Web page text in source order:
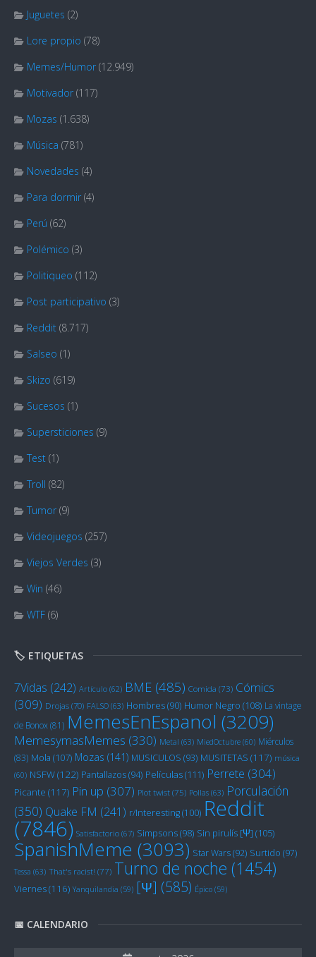
Juguetes (2)
Lore propio (78)
Memes/Humor (12.949)
Motivador (117)
Mozas (1.638)
Música (781)
Novedades (4)
Para dormir (4)
Perú (62)
Polémico (3)
Politiqueo (112)
Post participativo (3)
Reddit (8.717)
Salseo (1)
Skizo (619)
Sucesos (1)
Supersticiones (9)
Test (1)
Troll (82)
Tumor (9)
Videojuegos (257)
Viejos Verdes (3)
Win (46)
WTF (6)
🏷️ ETIQUETAS
7Vidas (242) Artículo (62) BME (485) Comida (73) Cómics
(309) Drojas (70) FALSO (63) Hombres(90) Humor Negro (108) La vintage
de Bonox(81) MemesEnEspanol (3209)
MemesymasMemes (330) Metal (63) MiedOctubre (60) Miérculos
(83) Mola (107) Mozas (141) MUSICULOS (93) MUSITETAS (117) música
(60) NSFW(122) Pantallazos(94) Películas(111) Perrete (304)
Picante (117) Pin up (307) Plot twist (75) Pollas (63) Porculación
(350) Quake FM (241) r/Interesting(100) Reddit
(7846) Satisfactorio (67) Simpsons(98) Sin pirulís [Ψ] (105)
SpanishMeme (3093) Star Wars(92) Surtido (97)
Tessa (63) That's racist! (77) Turno de noche (1454)
Viernes(116) Yanquilandia (59) [Ψ] (585) Épico (59)
📅 CALENDARIO